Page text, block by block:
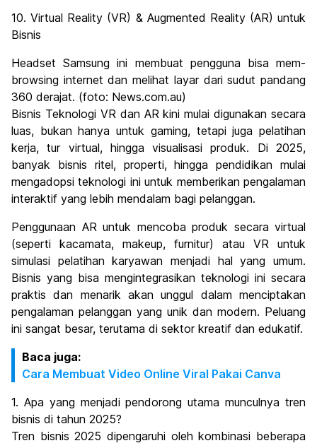
10. Virtual Reality (VR) & Augmented Reality (AR) untuk
Bisnis
Headset Samsung ini membuat pengguna bisa mem-
browsing internet dan melihat layar dari sudut pandang
360 derajat. (foto: News.com.au)
Bisnis Teknologi VR dan AR kini mulai digunakan secara
luas, bukan hanya untuk gaming, tetapi juga pelatihan
kerja, tur virtual, hingga visualisasi produk. Di 2025,
banyak bisnis ritel, properti, hingga pendidikan mulai
mengadopsi teknologi ini untuk memberikan pengalaman
interaktif yang lebih mendalam bagi pelanggan.
Penggunaan AR untuk mencoba produk secara virtual
(seperti kacamata, makeup, furnitur) atau VR untuk
simulasi pelatihan karyawan menjadi hal yang umum.
Bisnis yang bisa mengintegrasikan teknologi ini secara
praktis dan menarik akan unggul dalam menciptakan
pengalaman pelanggan yang unik dan modern. Peluang
ini sangat besar, terutama di sektor kreatif dan edukatif.
Baca juga:
Cara Membuat Video Online Viral Pakai Canva
1. Apa yang menjadi pendorong utama munculnya tren
bisnis di tahun 2025?
Tren bisnis 2025 dipengaruhi oleh kombinasi beberapa